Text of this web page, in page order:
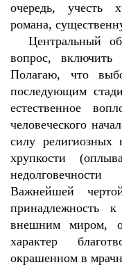
очередь, учесть
романа,
Центральный
вопрос,
Полагаю, что
последующим
естественное
человеческого
силу религиозных
хрупкости
Важнейшей
принадлежность
внешним миром,
характер
окрашенном в